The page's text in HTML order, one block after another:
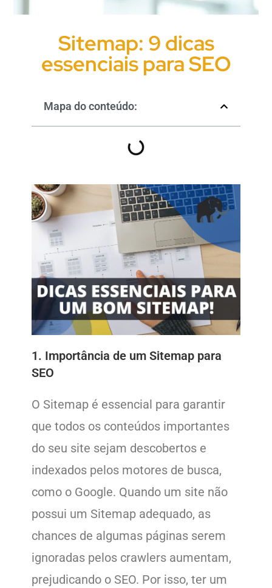
Sitemap: 9 dicas
essenciais para SEO
Mapa do conteúdo:
1. Importância de um Sitemap para
SEO
O Sitemap é essencial para garantir
que todos os conteúdos importantes
do seu site sejam descobertos e
indexados pelos motores de busca,
como o Google. Quando um site não
possui um Sitemap adequado, as
chances de algumas páginas serem
ignoradas pelos crawlers aumentam,
prejudicando o SEO. Por isso, ter um